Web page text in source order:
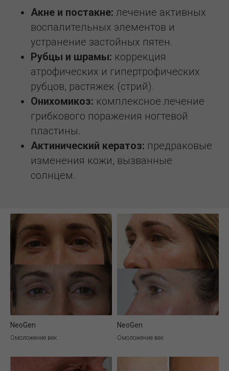
Акне и постакне: лечение активных
воспалительных элементов и
устранение застойных пятен.
Рубцы и шрамы: коррекция
атрофических и гипертрофических
рубцов, растяжек (стрий).
Онихомикоз: комплексное лечение
грибкового поражения ногтевой
пластины.
Актинический кератоз: предраковые
изменения кожи, вызванные
солнцем.
NeoGen
Омоложение век
NeoGen
Омоложение век